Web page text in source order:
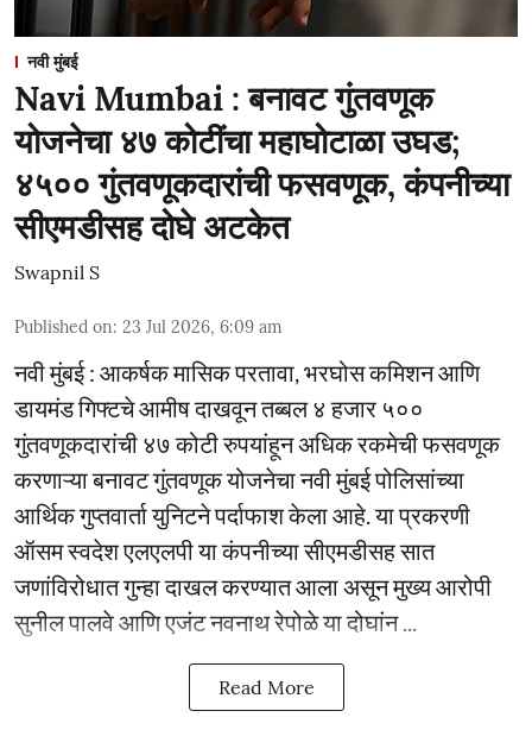
नवी मुंबई
Navi Mumbai : बनावट गुंतवणूक
योजनेचा ४७ कोटींचा महाघोटाळा उघड;
४५०० गुंतवणूकदारांची फसवणूक, कंपनीच्या
सीएमडीसह दोघे अटकेत
Swapnil S
Published on: 23 Jul 2026, 6:09 am
नवी मुंबई : आकर्षक मासिक परतावा, भरघोस कमिशन आणि
डायमंड गिफ्टचे आमीष दाखवून तब्बल ४ हजार ५००
गुंतवणूकदारांची ४७ कोटी रुपयांहून अधिक रकमेची फसवणूक
करणाऱ्या बनावट गुंतवणूक योजनेचा नवी मुंबई पोलिसांच्या
आर्थिक गुप्तवार्ता युनिटने पर्दाफाश केला आहे. या प्रकरणी
ऑसम स्वदेश एलएलपी या कंपनीच्या सीएमडीसह सात
जणांविरोधात गुन्हा दाखल करण्यात आला असून मुख्य आरोपी
सुनील पालवे आणि एजंट नवनाथ रेपोळे या दोघांन ...
Read More